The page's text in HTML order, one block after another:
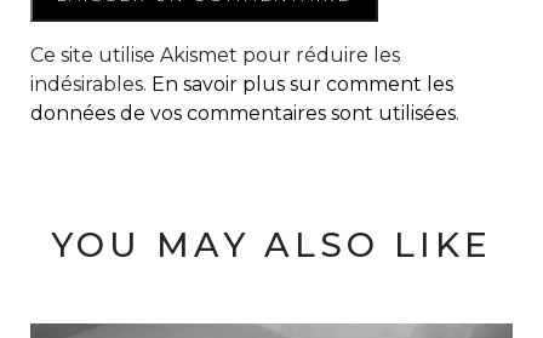
Ce site utilise Akismet pour réduire les
indésirables. En savoir plus sur comment les
données de vos commentaires sont utilisées.
YOU MAY ALSO LIKE